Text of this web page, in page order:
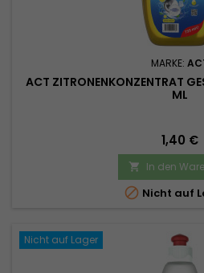
MARKE:
ACT ZITRONENKONZENTRAT
ML
Preis
1,40 €
 In den
 Nicht auf
Nicht auf Lager